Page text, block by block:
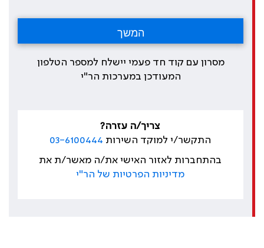
מסרון עם קוד חד פעמי יישלח למספר הטלפון
המעודכן במערכות הר"י
צריך/ה עזרה?
התקשר/י למוקד השירות 03-6100444
בהתחברות לאזור האישי את/ה מאשר/ת את
מדיניות הפרטיות של הר"י